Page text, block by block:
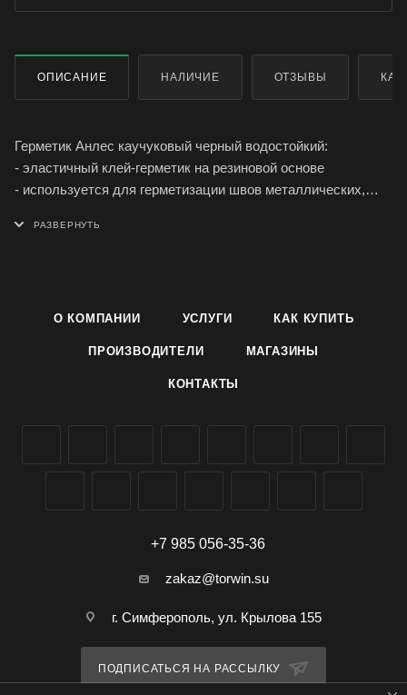
ОПИСАНИЕ НАЛИЧИЕ ОТЗЫВЫ
Герметик Анлес каучуковый черный водостойкий:
- эластичный клей-герметик на резиновой основе
- используется для герметизации швов металлических,
- подходит для заделки трещин на стеклах, уплотнения
- не пересыхает и не становится ломким
- время образования пленки при температуре 20 С - 40-50
О КОМПАНИИ УСЛУГИ КАК КУПИТЬ
ПРОИЗВОДИТЕЛИ МАГАЗИНЫ
КОНТАКТЫ
+7 985 056-35-36
zakaz@torwin.su
г. Симферополь, ул. Крылова 155
ПОДПИСАТЬСЯ НА РАССЫЛКУ